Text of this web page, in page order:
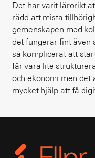
Det har varit lärorikt
rädd att mista
gemenskapen med
det fungerar fint även
så komplicerat att
får vara lite
och ekonomi men det
mycket hjälp att få